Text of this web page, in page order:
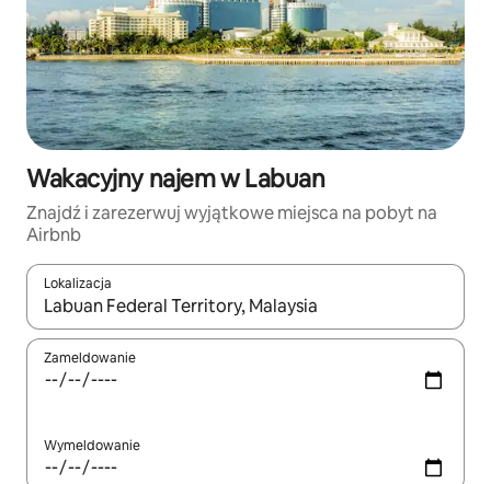
Wakacyjny najem w Labuan
Znajdź i zarezerwuj wyjątkowe miejsca na pobyt na
Airbnb
Lokalizacja
Gdy wyniki będą dostępne, możesz poruszać się po nich za
Zameldowanie
Wymeldowanie